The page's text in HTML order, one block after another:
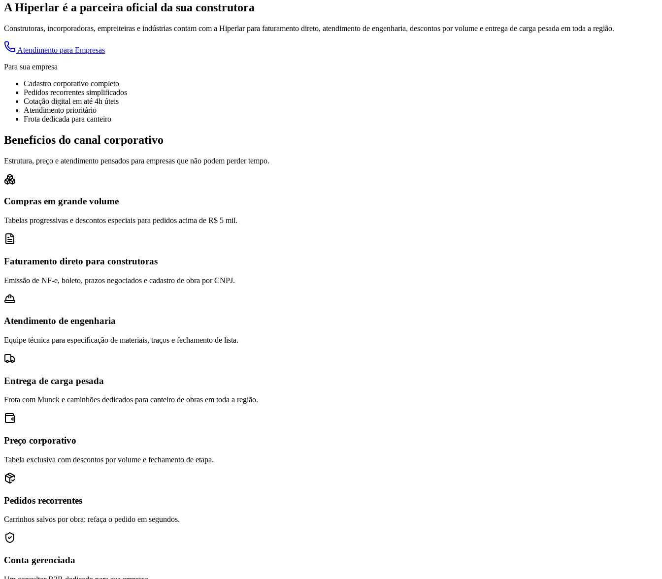
A Hiperlar é a parceira oficial da sua construtora
Construtoras, incorporadoras, empreiteiras e indústrias contam com a Hiperlar para faturamento direto, atendimento de engenharia, descontos por volume e entrega de carga pesada em toda a região.
Atendimento para Empresas
Para sua empresa
Cadastro corporativo completo
Pedidos recorrentes simplificados
Cotação digital em até 4h úteis
Atendimento prioritário
Frota dedicada para canteiro
Benefícios do canal corporativo
Estrutura, preço e atendimento pensados para empresas que não podem perder tempo.
Compras em grande volume
Tabelas progressivas e descontos especiais para pedidos acima de R$ 5 mil.
Faturamento direto para construtoras
Emissão de NF-e, boleto, prazos negociados e cadastro de obra por CNPJ.
Atendimento de engenharia
Equipe técnica para especificação de materiais, traços e fechamento de lista.
Entrega de carga pesada
Frota com Munck e caminhões dedicados para canteiro de obras em toda a região.
Preço corporativo
Tabela exclusiva com descontos por volume e fechamento de etapa.
Pedidos recorrentes
Carrinhos salvos por obra: refaça o pedido em segundos.
Conta gerenciada